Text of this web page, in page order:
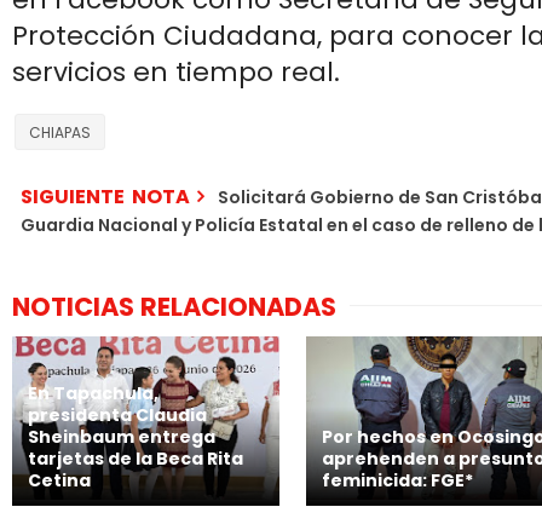
Protección Ciudadana, para conocer
servicios en tiempo real.
CHIAPAS
SIGUIENTE NOTA
Solicitará Gobierno de San
Guardia Nacional y Policía Estatal en el caso de relleno de
NOTICIAS RELACIONADAS
En Tapachula,
presidenta Claudia
Sheinbaum entrega
tarjetas de la Beca Rita
Cetina
Por hechos en
aprehenden a
feminicida: FGE*